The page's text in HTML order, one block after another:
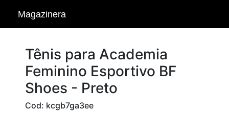
Magazinera
Tênis para Academia
Feminino Esportivo BF
Shoes - Preto
Cod: kcgb7ga3ee